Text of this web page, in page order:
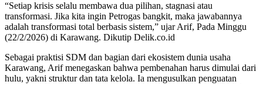
“Setiap krisis selalu membawa dua pilihan, stagnasi atau
transformasi. Jika kita ingin Petrogas bangkit, maka jawabannya
adalah transformasi total berbasis sistem,” ujar Arif, Pada Minggu
(22/2/2026) di Karawang. Dikutip Delik.co.id
Sebagai praktisi SDM dan bagian dari ekosistem dunia usaha
Karawang, Arif menegaskan bahwa pembenahan harus dimulai dari
hulu, yakni struktur dan tata kelola. Ia mengusulkan penguatan